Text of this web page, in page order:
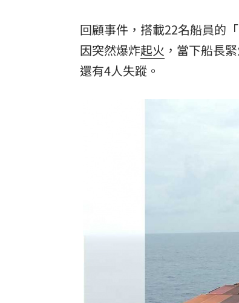
回顧事件，搭載22名船員的
因突然爆炸起火 ，當下船長
還有4人失蹤。